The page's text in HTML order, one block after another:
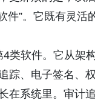
件”。它既有灵
类软件。它从架
踪、电子签名
在系统里。审计